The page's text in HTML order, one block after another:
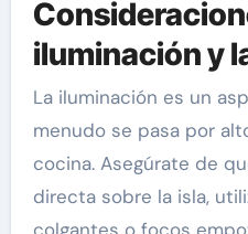
iluminación y
La iluminación es un
menudo se pasa por
cocina. Asegúrate de
directa sobre la isla,